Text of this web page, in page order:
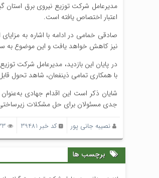
اعتبار اختصاص یافته است.
صادقی خمامی در ادامه با اشاره به
نیز کاهش خواهد یافت و این موضوع به
در پایان این بازدید، مدیرعامل شرکت
با همکاری تمامی ذینفعان، شاهد تحول
شایان ذکر است این اقدام جهادی
جدی مسئولان برای حل مشکلات
نصیبه جانی پور کد خبر 39481 5433 بازدید
برچسب ها